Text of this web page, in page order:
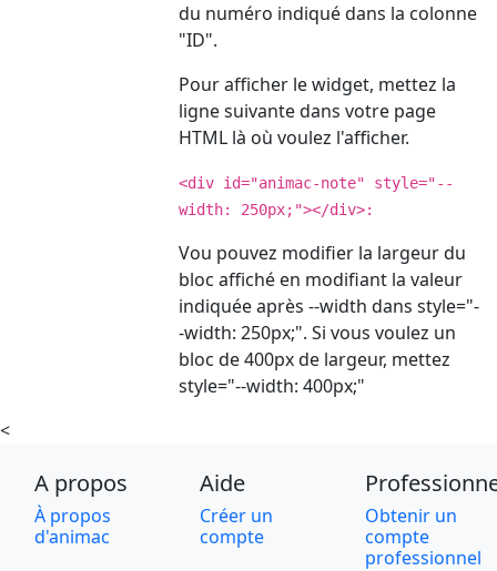
du numéro indiqué dans la colonne
"ID".
Pour afficher le widget, mettez la
ligne suivante dans votre page
HTML là où voulez l'afficher.
<div id="animac-note" style="--
width: 250px;"></div>:
Vou pouvez modifier la largeur du
bloc affiché en modifiant la valeur
indiquée après --width dans style="-
-width: 250px;". Si vous voulez un
bloc de 400px de largeur, mettez
style="--width: 400px;"
<
A propos Aide
À propos
d'animac
Créer un
compte
Obtenir un
compte
professionnel